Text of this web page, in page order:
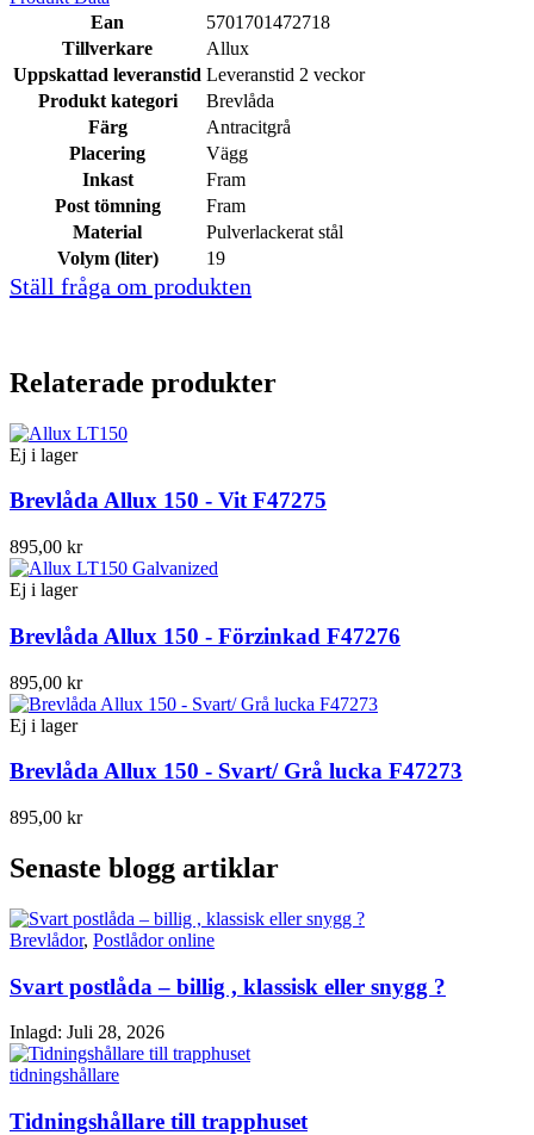
Ean
5701701472718
Tillverkare
Allux
Uppskattad leveranstid Leveranstid 2 veckor
Produkt kategori
Brevlåda
Färg
Antracitgrå
Placering
Vägg
Inkast
Fram
Post tömning
Fram
Material
Pulverlackerat stål
Volym (liter)
19
Ställ fråga om produkten
Relaterade produkter
Ej i lager
Brevlåda Allux 150 - Vit F47275
895,00 kr
Ej i lager
Brevlåda Allux 150 - Förzinkad F47276
895,00 kr
Ej i lager
Brevlåda Allux 150 - Svart/ Grå lucka F47273
895,00 kr
Senaste blogg artiklar
Brevlådor, Postlådor online
Svart postlåda – billig , klassisk eller snygg ?
Inlagd: Juli 28, 2026
tidningshållare
Tidningshållare till trapphuset